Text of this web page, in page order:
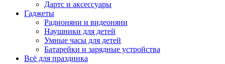
Дартс и аксессуары
Гаджеты
Радионяни и видеоняни
Наушники для детей
Умные часы для детей
Батарейки и зарядные устройства
Всё для праздника